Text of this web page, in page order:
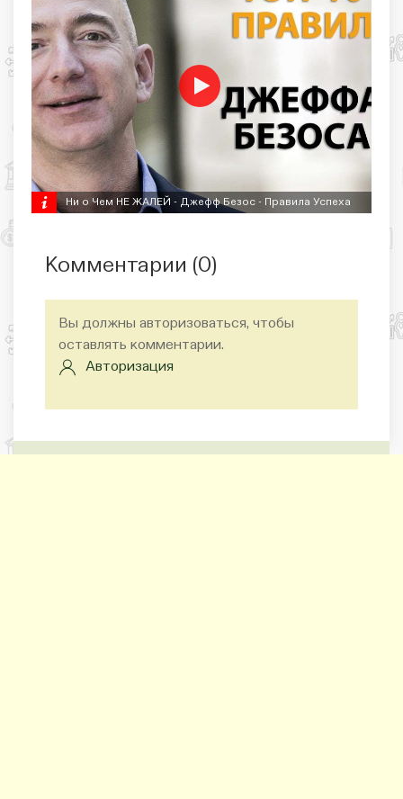
Ни о Чем НЕ ЖАЛЕЙ - Джефф Безос - Правила Успеха
Комментарии (0)
Вы должны авторизоваться, чтобы
оставлять комментарии.
Авторизация